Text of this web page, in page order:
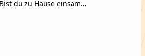
du zu Hause einsam…